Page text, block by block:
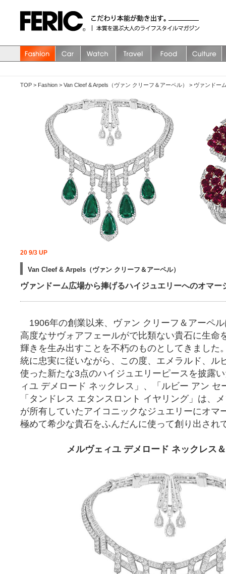
TOP > Fashion > Van Cleef & Arpels（ヴァン クリーフ＆アーペル） > ヴァンドー
20 9/3 UP
Van Cleef & Arpels（ヴァン クリーフ＆アーペル）
ヴァンドーム広場から捧げるハイジュエリーへのオマー
1906年の創業以来、ヴァン クリーフ＆アーペ
高度なサヴォアフェールがで比類ない貴石に生命
輝きを生み出すことを不朽のものとしてきました
統に忠実に従いながら、この度、エメラルド、ル
使った新たな3点のハイジュエリーピースを披露
ィユ デメロード ネックレス」、「ルビー アン セ
「タンドレス エタンスロント イヤリング」は、
が所有していたアイコニックなジュエリーにオマ
極めて希少な貴石をふんだんに使って創り出され
メルヴェィユ デメロード ネックレス